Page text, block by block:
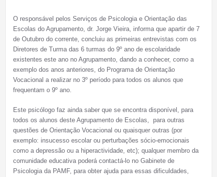
O responsável pelos Serviços de Psicologia e Orientação das
Escolas do Agrupamento, dr. Jorge Vieira, informa que apartir de 7
de Outubro do corrente, concluiu as primeiras entrevistas com os
Diretores de Turma das 6 turmas do 9º ano de escolaridade
existentes este ano no Agrupamento, dando a conhecer, como a
exemplo dos anos anteriores, do Programa de Orientação
Vocacional a realizar no 3º período para todos os alunos que
frequentam o 9º ano.
Este psicólogo faz ainda saber que se encontra disponível, para
todos os alunos deste Agrupamento de Escolas, para outras
questões de Orientação Vocacional ou quaisquer outras (por
exemplo: insucesso escolar ou perturbações sócio-emocionais
como a depressão ou a hiperactividade, etc); qualquer membro da
comunidade educativa poderá contactá-lo no Gabinete de
Psicologia da PAMF, para obter ajuda para essas dificuldades,